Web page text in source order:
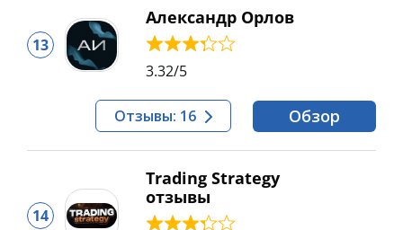
13
Александр Орлов
3.32/5
Отзывы: 16 Обзор
14
Trading Strategy
отзывы